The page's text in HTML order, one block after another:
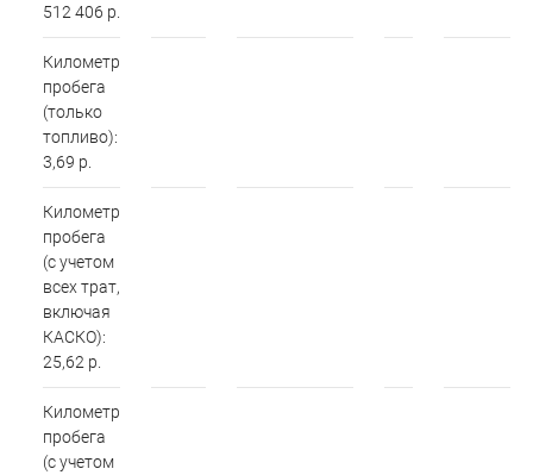
512 406 р.
Километр
пробега
(только
топливо):
3,69 р.
Километр
пробега
(с учетом
всех трат,
включая
КАСКО):
25,62 р.
Километр
пробега
(с учетом